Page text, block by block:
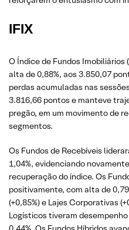
IFIX
O Índice de Fundos
alta de 0,88%, aos 3.850,07
perdas acumuladas nas
3.816,66 pontos e manteve
pregão, em um movimento de
segmentos.
Os Fundos de Recebíveis
1,04%, evidenciando
recuperação do índice. Os
positivamente, com alta de
(+0,85%) e Lajes Corporativas
Logísticos tiveram